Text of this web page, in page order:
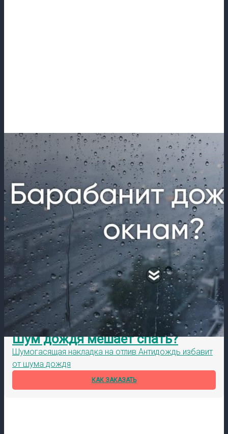
Шум дождя мешает спать?
Шумогасящая накладка на отлив Антидождь избавит
от шума дождя
КАК ЗАКАЗАТЬ